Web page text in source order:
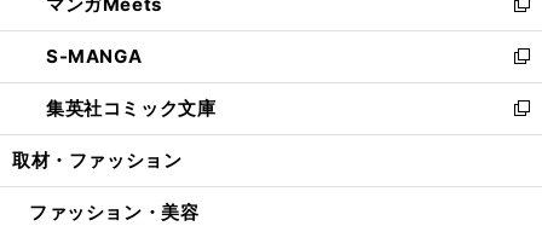
で
開
く
ド
ウ
で
開
く
ィ
ン
ド
ウ
で
開
い
ウ
ィ
ン
ド
ウ
開
新
し
い
ウ
ィ
ン
ウ
S-MANGA
新
し
い
ウ
ン
集英社コミック文庫
新
し
ウ
取材・ファッション
ファッション・美容